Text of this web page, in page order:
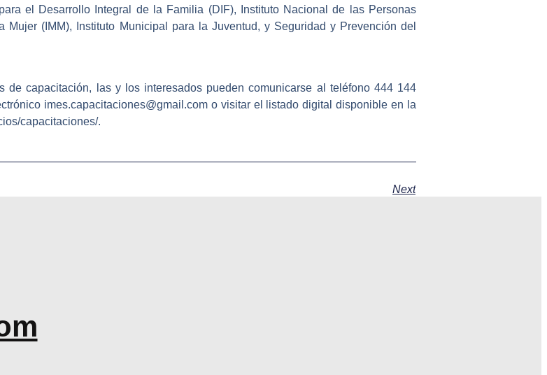
el Desarrollo Integral de la Familia (DIF), Instituto Nacional de las Personas
(IMM), Instituto Municipal para la Juventud, y Seguridad y Prevención del
de capacitación, las y los interesados pueden comunicarse al teléfono 444 144
imes.capacitaciones@gmail.com o visitar el listado digital disponible en la
capacitaciones/.
Next